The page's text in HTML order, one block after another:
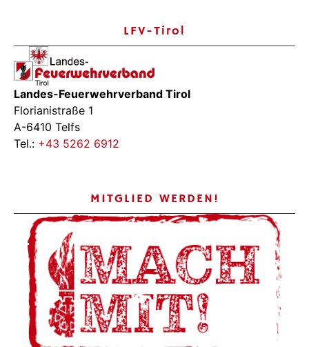
LFV-Tirol
Landes-Feuerwehrverband Tirol
Florianistraße 1
A-6410 Telfs
Tel.: +43 5262 6912
MITGLIED WERDEN!